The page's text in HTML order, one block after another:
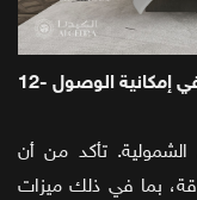
في إمكانية الوصول
الشمولية. تأكد من أن
بما في ذلك ميزات